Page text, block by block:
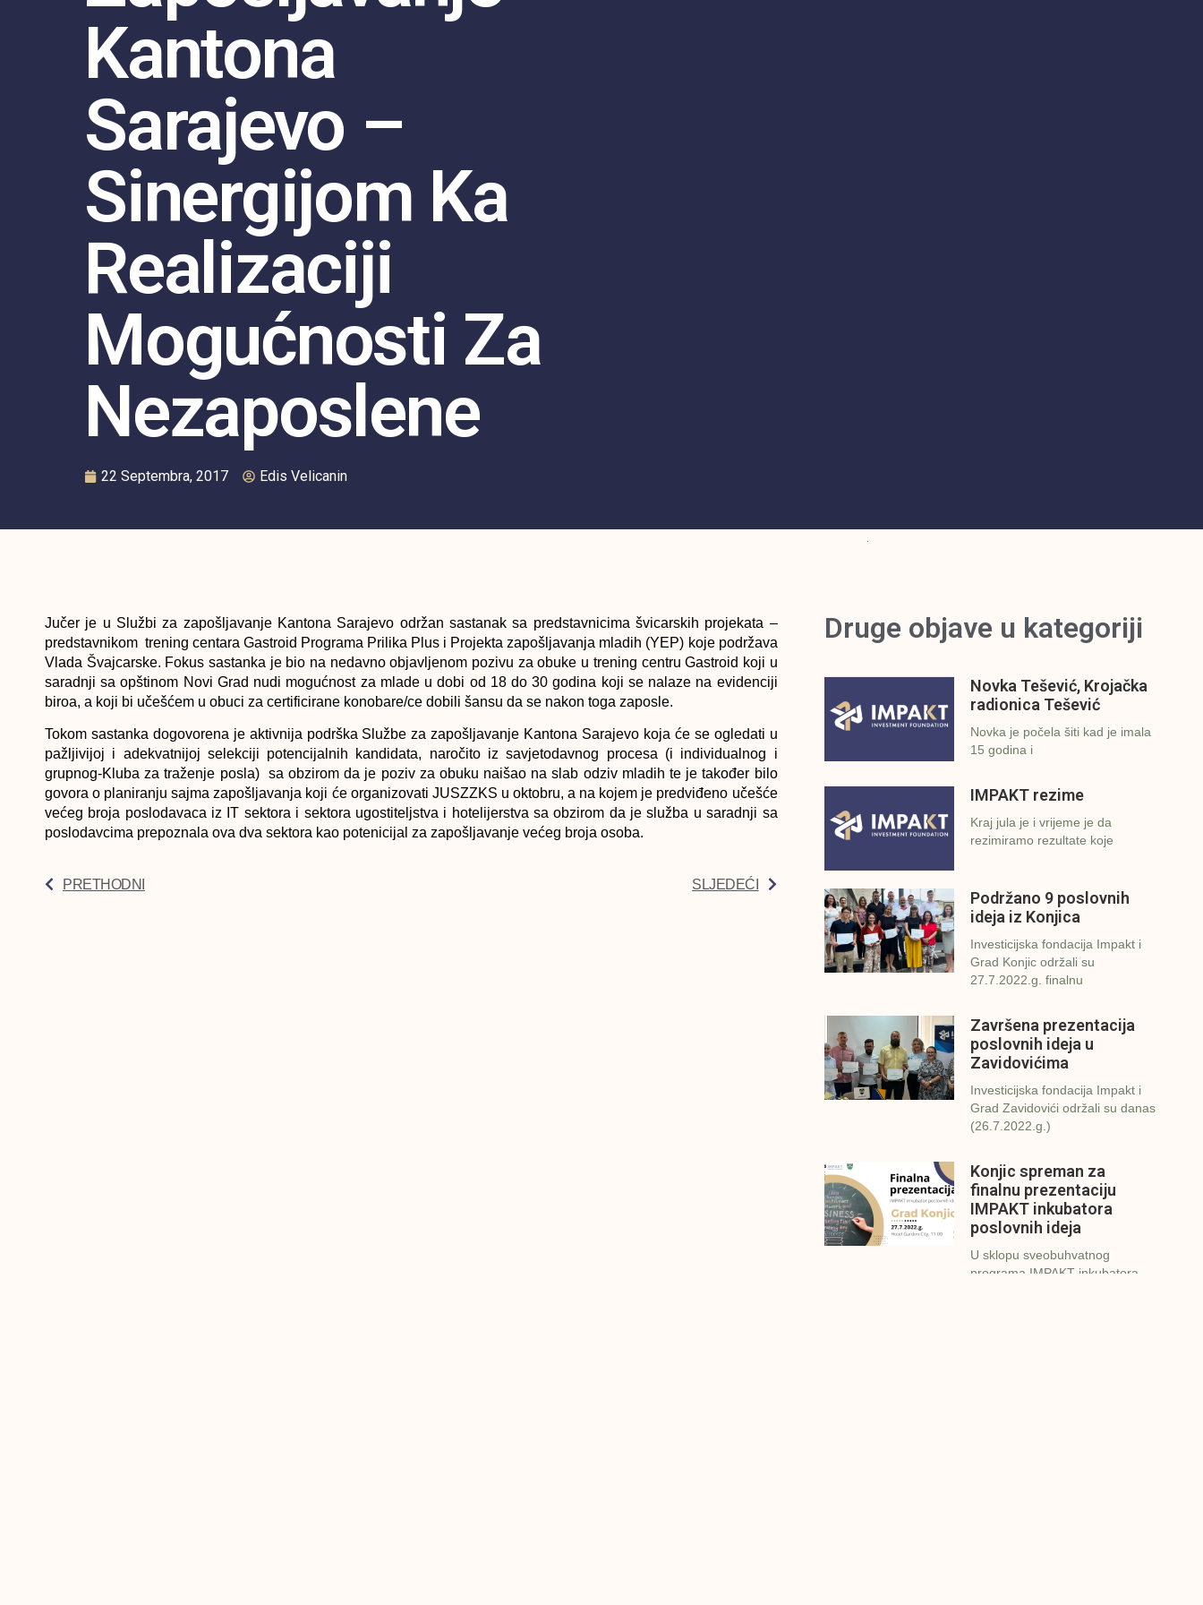
Kantona
Sarajevo –
Sinergijom Ka
Realizaciji
Mogućnosti Za
Nezaposlene
22 Septembra, 2017 Edis Velicanin
Jučer je u Službi za zapošljavanje Kantona Sarajevo održan sastanak sa predstavnicima švicarskih projekata –
predstavnikom trening centara Gastroid Programa Prilika Plus i Projekta zapošljavanja mladih (YEP) koje podržava
Vlada Švajcarske. Fokus sastanka je bio na nedavno objavljenom pozivu za obuke u trening centru Gastroid koji u
saradnji sa opštinom Novi Grad nudi mogućnost za mlade u dobi od 18 do 30 godina koji se nalaze na evidenciji
biroa, a koji bi učešćem u obuci za certificirane konobare/ce dobili šansu da se nakon toga zaposle.
Tokom sastanka dogovorena je aktivnija podrška Službe za zapošljavanje Kantona Sarajevo koja će se ogledati u
pažljivijoj i adekvatnijoj selekciji potencijalnih kandidata, naročito iz savjetodavnog procesa (i individualnog i
grupnog-Kluba za traženje posla) sa obzirom da je poziv za obuku naišao na slab odziv mladih te je također bilo
govora o planiranju sajma zapošljavanja koji će organizovati JUSZZKS u oktobru, a na kojem je predviđeno učešće
većeg broja poslodavaca iz IT sektora i sektora ugostiteljstva i hotelijerstva sa obzirom da je služba u saradnji sa
poslodavcima prepoznala ova dva sektora kao potenicijal za zapošljavanje većeg broja osoba.
PRETHODNI SLJEDEĆI
Druge objave u kategoriji
Novka Tešević, Krojačka
radionica Tešević
Novka je počela šiti kad je imala
15 godina i
IMPAKT rezime
Kraj jula je i vrijeme je da
rezimiramo rezultate koje
Podržano 9 poslovnih
ideja iz Konjica
Investicijska fondacija Impakt i
Grad Konjic održali su
27.7.2022.g. finalnu
Završena prezentacija
poslovnih ideja u
Zavidovićima
Investicijska fondacija Impakt i
Grad Zavidovići održali su danas
(26.7.2022.g.)
Konjic spreman za
finalnu prezentaciju
IMPAKT inkubatora
poslovnih ideja
U sklopu sveobuhvatnog
programa IMPAKT inkubatora